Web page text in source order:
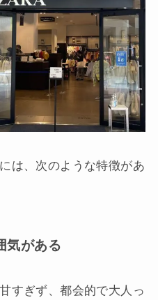
は、次のような特徴があ
気がある
すぎず、都会的で大人っ